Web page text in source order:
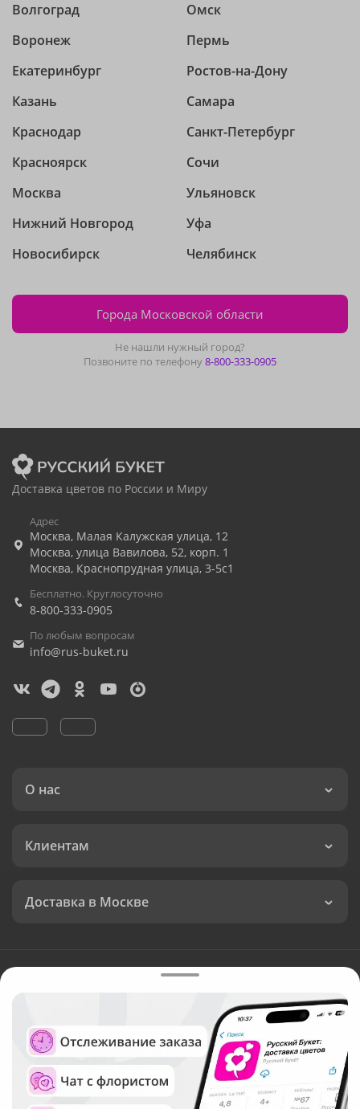
Волгоград
Воронеж
Екатеринбург
Казань
Краснодар
Красноярск
Москва
Нижний Новгород
Новосибирск
Омск
Пермь
Ростов-на-Дону
Самара
Санкт-Петербург
Сочи
Ульяновск
Уфа
Челябинск
Города Московской области
Не нашли нужный город?
Позвоните по телефону8-800-333-0905
Доставка цветов по России и Миру
Адрес
Москва, Малая Калужская улица, 12
Москва, улица Вавилова, 52, корп. 1
Москва, Краснопрудная улица, 3-5с1
Бесплатно. Круглосуточно
8-800-333-0905
По любым вопросам
info@rus-buket.ru
О нас
Клиентам
Доставка в Москве
Валюта:
Служба круглосуточной доставки цветов в Москве
Русский Букет, 2026
Общество с ограниченной ответственностью «Технология»